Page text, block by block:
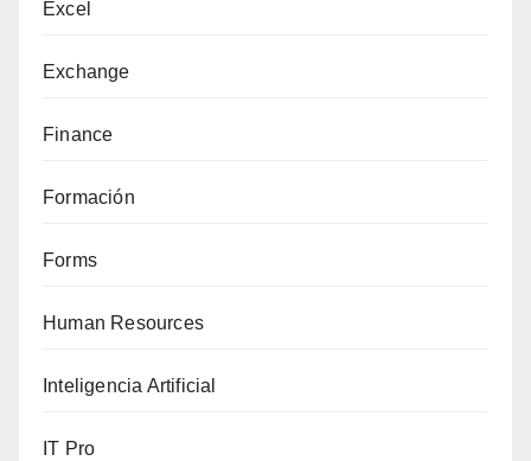
Excel
Exchange
Finance
Formación
Forms
Human Resources
Inteligencia Artificial
IT Pro